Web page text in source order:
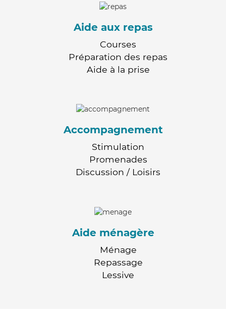
Aide aux repas
Courses
Préparation des repas
Aide à la prise
Accompagnement
Stimulation
Promenades
Discussion / Loisirs
Aide ménagère
Ménage
Repassage
Lessive